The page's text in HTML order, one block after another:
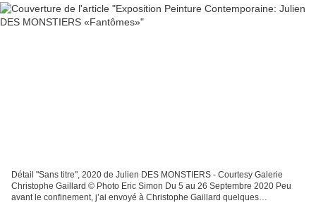
Détail "Sans titre", 2020 de Julien DES MONSTIERS - Courtesy Galerie
Christophe Gaillard © Photo Eric Simon Du 5 au 26 Septembre 2020 Peu
avant le confinement, j’ai envoyé à Christophe Gaillard quelques